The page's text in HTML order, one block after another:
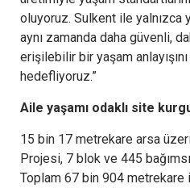
oluyoruz. Sulkent ile yalnızca
aynı zamanda daha güvenli,
erişilebilir bir yaşam anlayışını
hedefliyoruz.”
Aile yaşamı odaklı site
15 bin 17 metrekare arsa
Projesi, 7 blok ve 445
Toplam 67 bin 904 metrekare